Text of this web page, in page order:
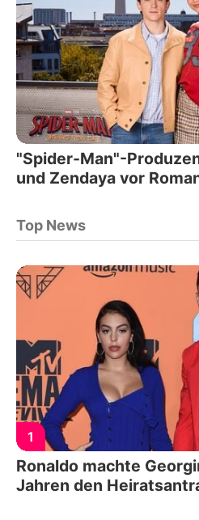
"Spider-Man"-
und Zendaya vor
Top News
1
Ronaldo machte
Jahren den